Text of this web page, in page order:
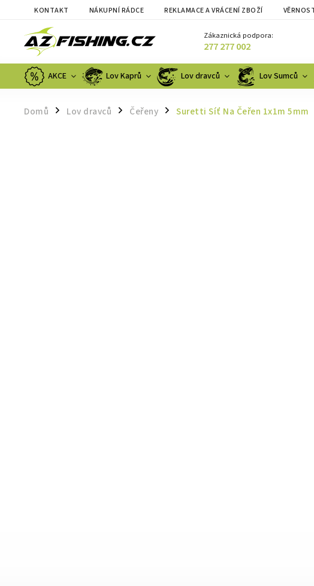
KONTAKT NÁKUPNÍ RÁDCE REKLAMACE A VRÁCENÍ ZBOŽÍ
Zákaznická podpora:
277 277 002
AKCE Lov Kaprů Lov dravců Lov Sumců
Domů / Lov dravců / Čeřeny / Suretti Síť Na Čeřen 1x1m 5mm